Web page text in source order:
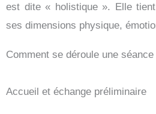
est dite « holistique ». Elle
ses dimensions physique,
Comment se déroule une
Accueil et échange préliminaire